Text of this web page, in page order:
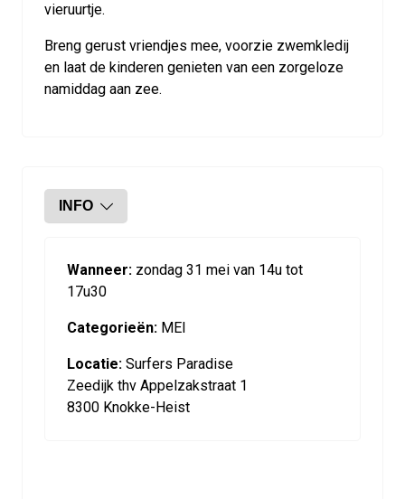
vieruurtje.
Breng gerust vriendjes mee, voorzie zwemkledij
en laat de kinderen genieten van een zorgeloze
namiddag aan zee.
INFO
Wanneer: zondag 31 mei van 14u tot
17u30
Categorieën: MEI
Locatie: Surfers Paradise
Zeedijk thv Appelzakstraat 1
8300 Knokke-Heist